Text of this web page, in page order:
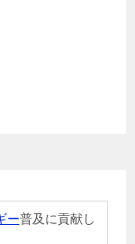
ー普及に貢献し